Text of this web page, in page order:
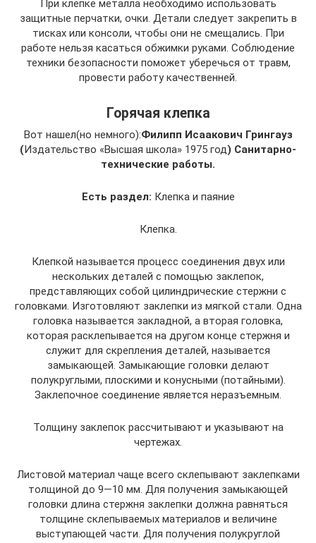
При клепке металла необходимо использовать
защитные перчатки, очки. Детали следует закрепить в
тисках или консоли, чтобы они не смещались. При
работе нельзя касаться обжимки руками. Соблюдение
техники безопасности поможет уберечься от травм,
провести работу качественней.
Горячая клепка
Вот нашел(но немного):Филипп Исаакович Грингауз
(Издательство «Высшая школа» 1975 год) Санитарно-
технические работы.
Есть раздел: Клепка и паяние
Клепка.
Клепкой называется процесс соединения двух или
нескольких деталей с помощью заклепок,
представляющих собой цилиндрические стержни с
головками. Изготовляют заклепки из мягкой стали. Одна
головка называется закладной, а вторая головка,
которая расклепывается на другом конце стержня и
служит для скрепления деталей, называется
замыкающей. Замыкающие головки делают
полукруглыми, плоскими и конусными (потайными).
Заклепочное соединение является неразъемным.
Толщину заклепок рассчитывают и указывают на
чертежах.
Листовой материал чаще всего склепывают заклепками
толщиной до 9—10 мм. Для получения замыкающей
головки длина стержня заклепки должна равняться
толщине склепываемых материалов и величине
выступающей части. Для получения полукруглой